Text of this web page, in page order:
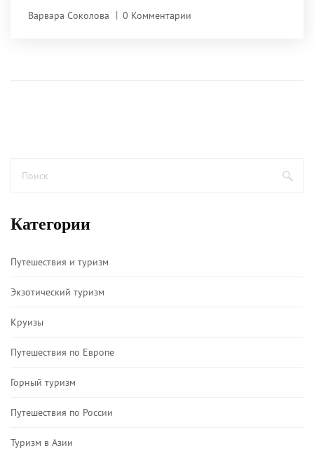
сравнения.
Варвара Соколова 0 Комментарии
Категории
Путешествия и туризм
Экзотический туризм
Круизы
Путешествия по Европе
Горный туризм
Путешествия по России
Туризм в Азии